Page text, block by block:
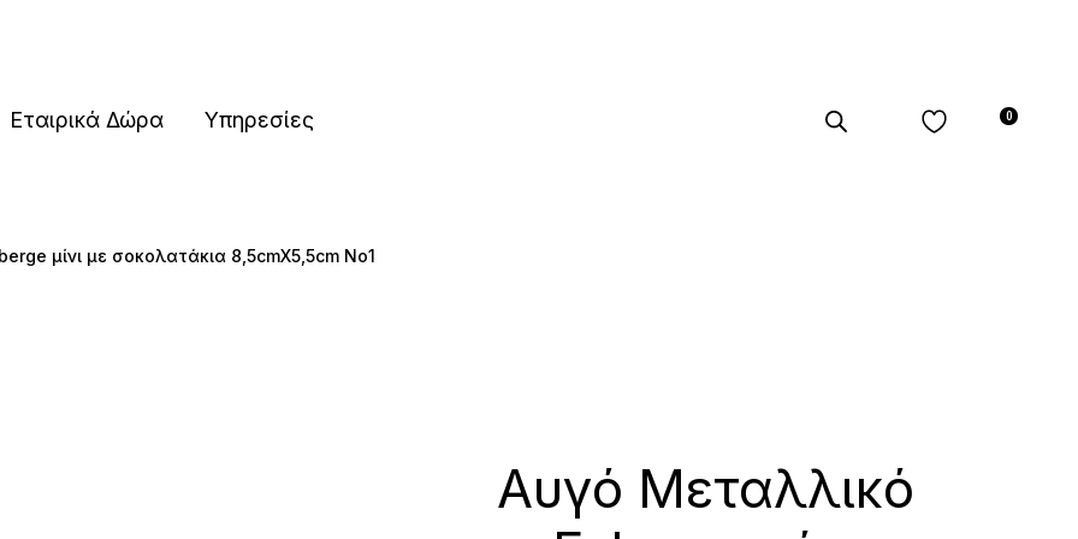
Εταιρικά Δώρα Υπηρεσίες 0
μίνι με σοκολατάκια 8,5cmX5,5cm Νο1
Αυγό Μεταλλικό